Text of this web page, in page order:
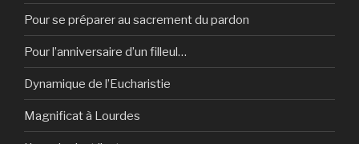
Pour se préparer au sacrement du pardon
Pour l’anniversaire d’un filleul…
Dynamique de l’Eucharistie
Magnificat à Lourdes